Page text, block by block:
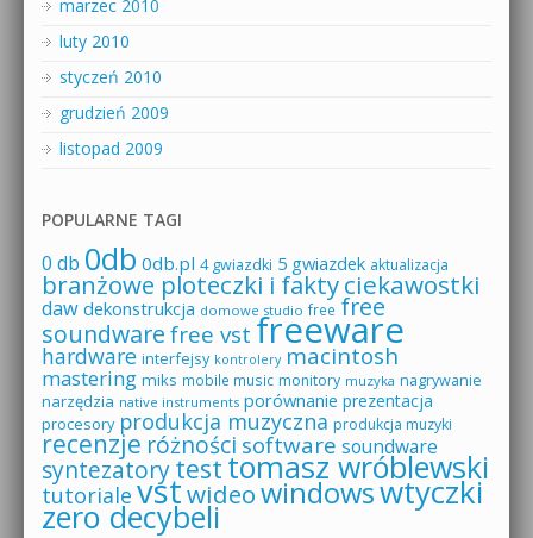
marzec 2010
luty 2010
styczeń 2010
grudzień 2009
listopad 2009
POPULARNE TAGI
0 db 0db 0db.pl 4 gwiazdki 5 gwiazdek aktualizacja
branżowe ploteczki i faktyciekawostki
daw dekonstrukcja domowe studio free free
soundware free vst freeware
hardware interfejsy kontrolery macintosh
mastering miks mobile music monitory muzyka nagrywanie
narzędzia native instruments porównanie prezentacja
procesory produkcja muzyczna produkcja muzyki
recenzje różności software soundware
syntezatorytesttomasz wróblewski
tutoriale vstwideowindowswtyczki
zero decybeli